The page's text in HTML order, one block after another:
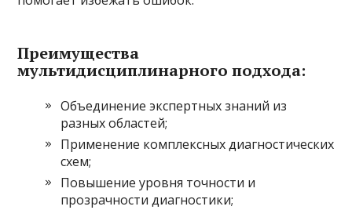
Преимущества
мультидисциплинарного подхода:
Объединение экспертных знаний из
разных областей;
Применение комплексных диагностических
схем;
Повышение уровня точности и
прозрачности диагностики;